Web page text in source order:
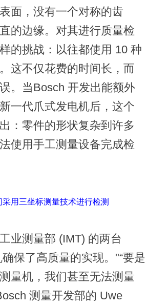
面，没有一个对称的齿
的边缘。对其进行质量检
的挑战：以往都使用 10 种
这不仅花费的时间长，而
。当Bosch 开发出能额外
一代爪式发电机后，这个
：零件的形状复杂到许多
使用手工测量设备完成检
用三坐标测量技术进行检测
业测量部 (IMT) 的两台
保了高质量的实现。"“要是
量机，我们甚至无法测量
测量开发部的 Uwe